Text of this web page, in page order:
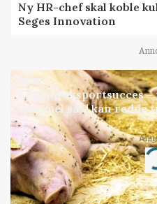
Ny HR-chef skal koble
Seges Innovation
GRISE
Engang eksportsucces
Gammel sæd kan redde